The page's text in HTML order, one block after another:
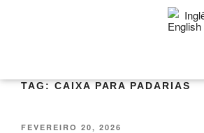
TAG: CAIXA PARA PADARIAS
FEVEREIRO 20, 2026